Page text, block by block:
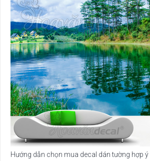
Hướng dẫn chọn mua decal dán tường hợp ý